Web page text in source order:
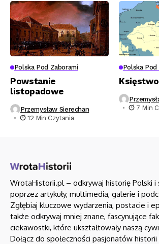
Polska Pod Zaborami
Powstanie
listopadowe
Przemysław Sierechan
12 Min Czytania
Polska Pod
7 Min
WrotaHistorii.pl – odkrywaj historię Polski i
poprzez artykuły, multimedia, galerie i
Zgłębiaj kluczowe wydarzenia, postacie i
także odkrywaj mniej znane, fascynujące
ciekawostki, które ukształtowały naszą
Dołącz do społeczności pasjonatów historii